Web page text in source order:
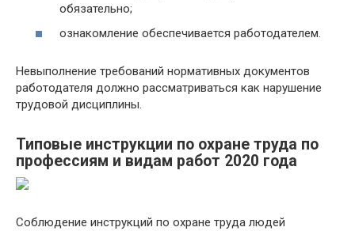
обязательно;
ознакомление обеспечивается работодателем.
Невыполнение требований нормативных документов
работодателя должно рассматриваться как нарушение
трудовой дисциплины.
Типовые инструкции по охране труда по
профессиям и видам работ 2020 года
Соблюдение инструкций по охране труда людей